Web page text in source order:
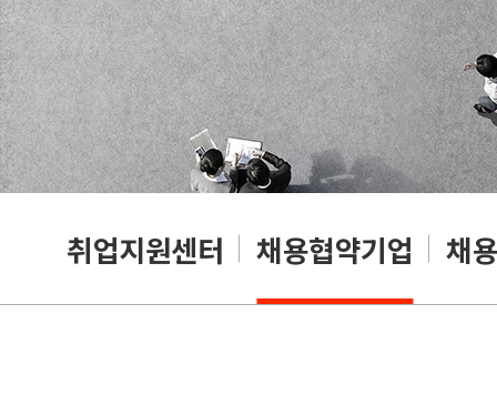
취업지원센터 채용협약기업 채